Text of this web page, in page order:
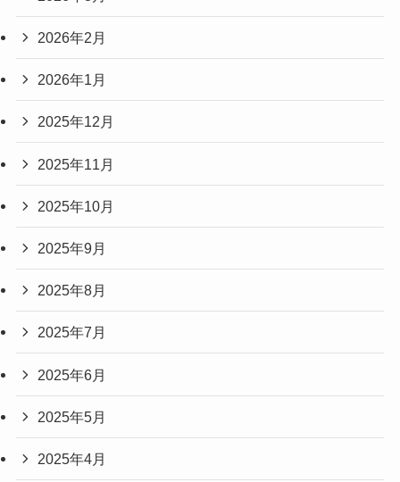
2026年2月
2026年1月
2025年12月
2025年11月
2025年10月
2025年9月
2025年8月
2025年7月
2025年6月
2025年5月
2025年4月